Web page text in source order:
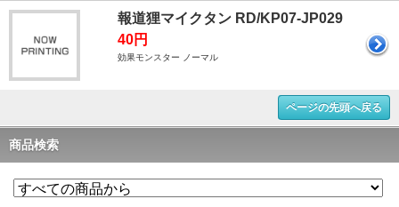
報道狸マイクタン RD/KP07-JP029
40円
効果モンスター ノーマル
ページの先頭へ戻る
商品検索